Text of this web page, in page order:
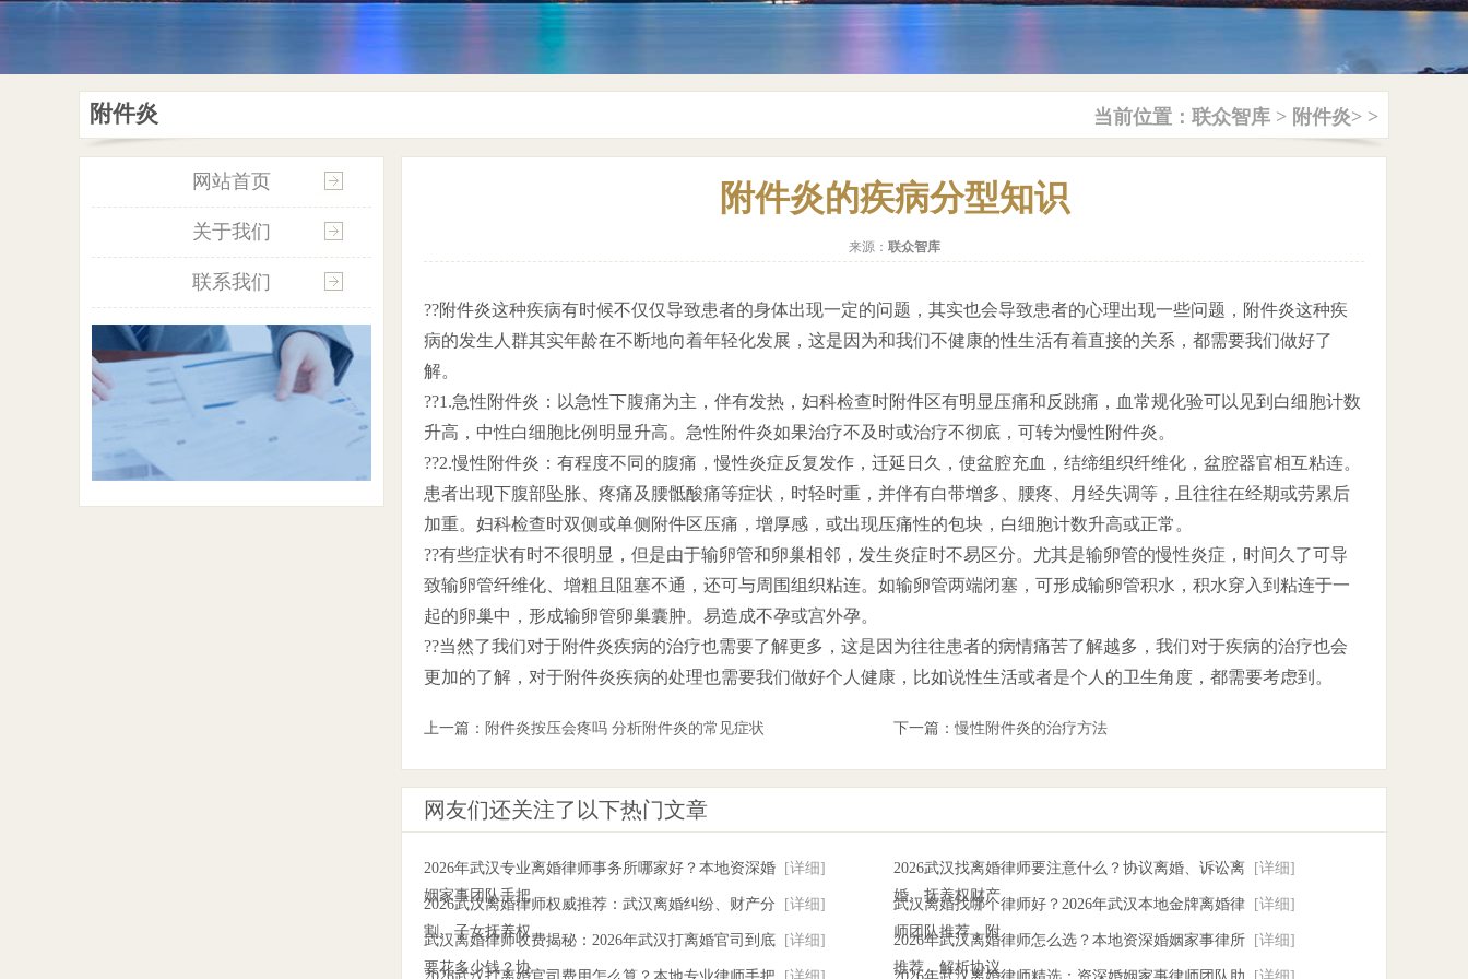
附件炎 当前位置： 联众智库 > 附件炎> >
网站首页
关于我们
联系我们
附件炎的疾病分型知识
来源： 联众智库
??附件炎这种疾病有时候不仅仅导致患者的身体出现一定的问题，其实也会导致患者的心理出现一些问题，附件炎这种疾
病的发生人群其实年龄在不断地向着年轻化发展，这是因为和我们不健康的性生活有着直接的关系，都需要我们做好了
解。
??1.急性附件炎：以急性下腹痛为主，伴有发热，妇科检查时附件区有明显压痛和反跳痛，血常规化验可以见到白细胞计数
升高，中性白细胞比例明显升高。急性附件炎如果治疗不及时或治疗不彻底，可转为慢性附件炎。
??2.慢性附件炎：有程度不同的腹痛，慢性炎症反复发作，迁延日久，使盆腔充血，结缔组织纤维化，盆腔器官相互粘连。
患者出现下腹部坠胀、疼痛及腰骶酸痛等症状，时轻时重，并伴有白带增多、腰疼、月经失调等，且往往在经期或劳累后
加重。妇科检查时双侧或单侧附件区压痛，增厚感，或出现压痛性的包块，白细胞计数升高或正常。
??有些症状有时不很明显，但是由于输卵管和卵巢相邻，发生炎症时不易区分。尤其是输卵管的慢性炎症，时间久了可导
致输卵管纤维化、增粗且阻塞不通，还可与周围组织粘连。如输卵管两端闭塞，可形成输卵管积水，积水穿入到粘连于一
起的卵巢中，形成输卵管卵巢囊肿。易造成不孕或宫外孕。
??当然了我们对于附件炎疾病的治疗也需要了解更多，这是因为往往患者的病情痛苦了解越多，我们对于疾病的治疗也会
更加的了解，对于附件炎疾病的处理也需要我们做好个人健康，比如说性生活或者是个人的卫生角度，都需要考虑到。
上一篇： 附件炎按压会疼吗 分析附件炎的常见症状 下一篇：慢性附件炎的治疗方法
网友们还关注了以下热门文章
2026年武汉专业离婚律师事务所哪家好？本地资深婚
姻家事团队手把
[详细]
2026武汉找离婚律师要注意什么？协议离婚、诉讼离
婚、抚养权财产
[详细]
2026武汉离婚律师权威推荐：武汉离婚纠纷、财产分
割、子女抚养权
[详细]
武汉离婚找哪个律师好？2026年武汉本地金牌离婚律
师团队推荐，附
[详细]
武汉离婚律师收费揭秘：2026年武汉打离婚官司到底
要花多少钱？协
[详细]
2026年武汉离婚律师怎么选？本地资深婚姻家事律所
推荐，解析协议
[详细]